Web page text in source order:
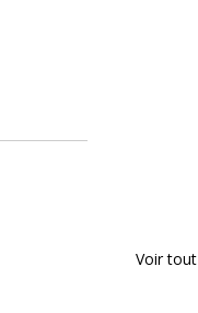
Voir tout